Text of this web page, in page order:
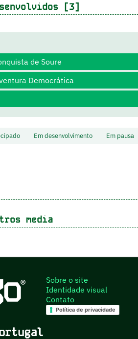
[3]
de Soure
Democrática
Em desenvolvimento Em pausa
media
Sobre o site
Identidade visual
Contato
Política de privacidade